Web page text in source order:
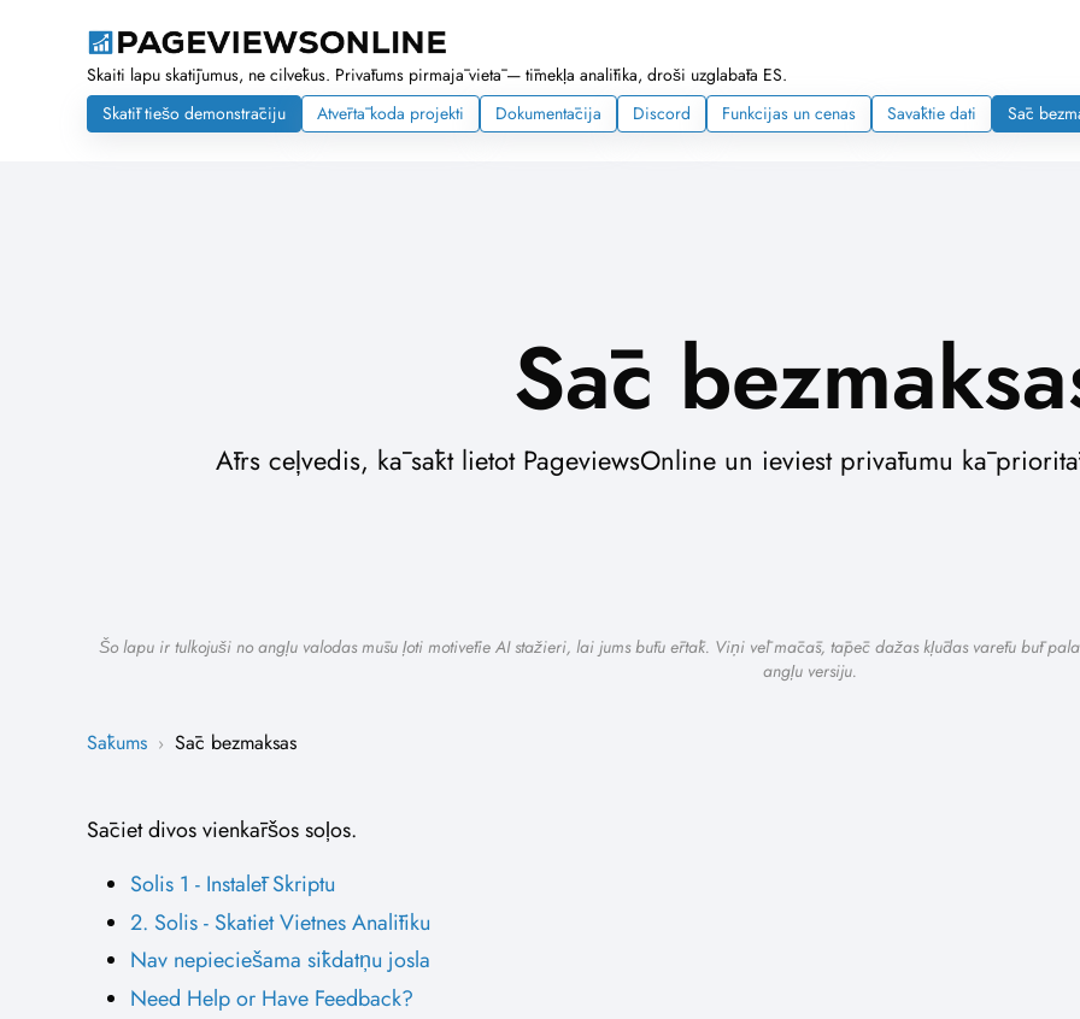
Skaiti lapu skatījumus, ne cilvēkus. Privātums pirmajā vietā — tīmekļa analītika, droši uzglabāta ES.
Skatīt tiešo demonstrāciju
Atvērtā koda projekti Dokumentācija Discord Funkcijas un cenas Savāktie dati Sāc
Sāc
Ātrs ceļvedis, kā sākt lietot PageviewsOnline un ieviest privātumu kā
Šo lapu ir tulkojuši no angļu valodas mūsu ļoti motivētie AI stažieri, lai jums būtu ērtāk. Viņi vēl mācās, tāpēc dažas kļūdas varētu būt
angļu versiju.
Sākums › Sāc bezmaksas
Sāciet divos vienkāršos soļos.
Solis 1 - Instalēt Skriptu
2. Solis - Skatiet Vietnes Analītiku
Nav nepieciešama sīkdatņu josla
Need Help or Have Feedback?